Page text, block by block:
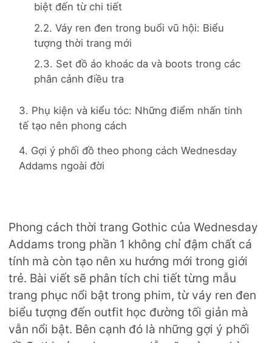
biệt đến từ chi tiết
2.2. Váy ren đen trong buổi vũ hội: Biểu
tượng thời trang mới
2.3. Set đồ áo khoác da và boots trong các
phân cảnh điều tra
3. Phụ kiện và kiểu tóc: Những điểm nhấn tinh
tế tạo nên phong cách
4. Gợi ý phối đồ theo phong cách Wednesday
Addams ngoài đời
Phong cách thời trang Gothic của Wednesday
Addams trong phần 1 không chỉ đậm chất cá
tính mà còn tạo nên xu hướng mới trong giới
trẻ. Bài viết sẽ phân tích chi tiết từng mẫu
trang phục nổi bật trong phim, từ váy ren đen
biểu tượng đến outfit học đường tối giản mà
vẫn nổi bật. Bên cạnh đó là những gợi ý phối